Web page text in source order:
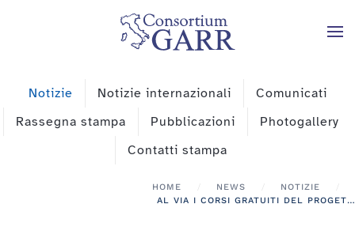
Skip to main content
Notizie Notizie internazionali
Comunicati
Rassegna stampa
Pubblicazioni
Photogallery
Contatti stampa
HOME NEWS
NOTIZIE
AL VIA I CORSI GRATUITI DEL PROGETTO "LA SOCIETÀ DELLA CONOSCENZA IN ABRUZZO"